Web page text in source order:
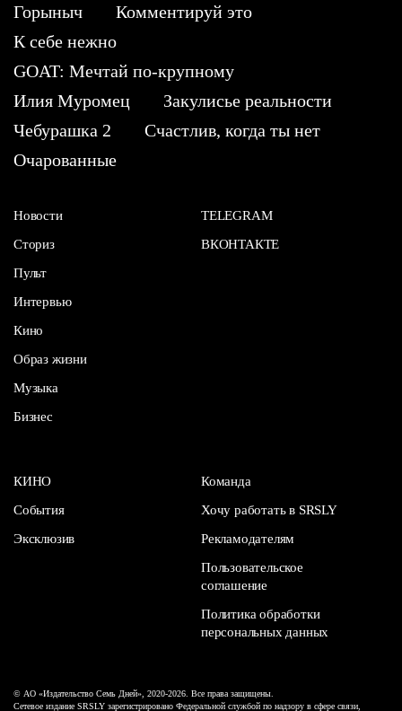
Горыныч
Комментируй это
К себе нежно
GOAT: Мечтай по-крупному
Илия Муромец
Закулисье реальности
Чебурашка 2
Счастлив, когда ты нет
Очарованные
Новости
Сториз
Пульт
Интервью
Кино
Образ жизни
Музыка
Бизнес
TELEGRAM
ВКОНТАКТЕ
КИНО
События
Эксклюзив
Команда
Хочу работать в SRSLY
Рекламодателям
Пользовательское
соглашение
Политика обработки
персональных данных
© АО «Издательство Семь Дней», 2020-2026. Все права защищены.
Сетевое издание SRSLY зарегистрировано Федеральной службой по надзору в сфере связи,